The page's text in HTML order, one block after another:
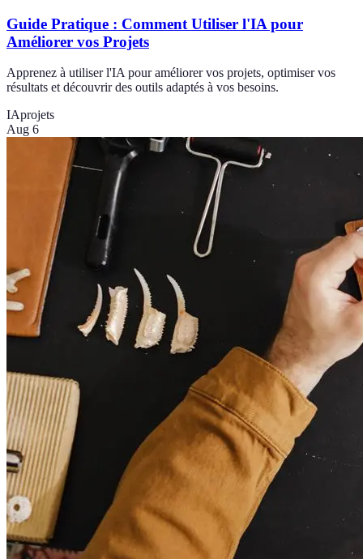
Guide Pratique : Comment Utiliser l'IA pour
Améliorer vos Projets
Apprenez à utiliser l'IA pour améliorer vos projets, optimiser vos
résultats et découvrir des outils adaptés à vos besoins.
IAprojets
Aug 6